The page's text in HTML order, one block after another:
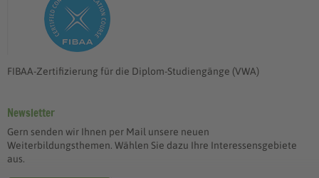
FIBAA-Zertifizierung für die Diplom-Studiengänge (VWA)
Newsletter
Gern senden wir Ihnen per Mail unsere neuen
Weiterbildungsthemen. Wählen Sie dazu Ihre Interessensgebiete
aus.